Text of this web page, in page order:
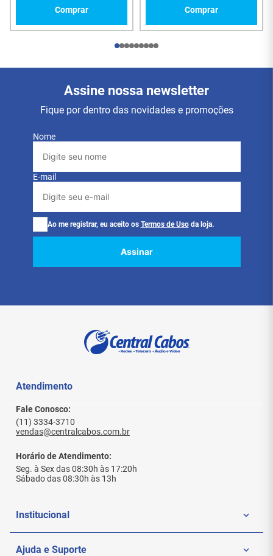
Comprar Comprar
Assine nossa newsletter
Fique por dentro das novidades e promoções
Nome
E-mail
Ao me registrar, eu aceito os Termos de Uso da loja.
Assinar
Atendimento
Fale Conosco:
(11) 3334-3710
vendas@centralcabos.com.br
Horário de Atendimento:
Seg. à Sex das 08:30h às 17:20h
Sábado das 08:30h às 13h
Institucional
Quem Somos
Ajuda e Suporte